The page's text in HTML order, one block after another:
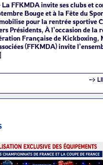
FFKMDA invite ses clubs et
Bouge et à la Fête du
pour la rentrée sportive
Présidents, À l’occasion de la
Française de Kickboxing,
(FFKMDA) invite